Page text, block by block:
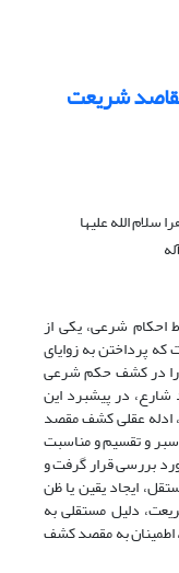
شریعت
احکام شرعی، یکی از
پرداختن به زوایای
را در کشف حکم شرعی
در پیشبرد این
ادله عقلی کشف مقصد
سبر و تقسیم و مناسبت
بررسی قرار گرفت و
ایجاد یقین یا ظن
دلیل مستقلی به
اطمینان به مقصد کشف